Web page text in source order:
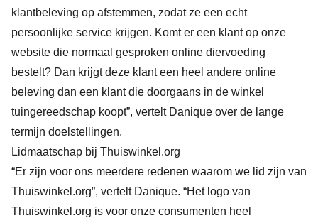
klantbeleving op afstemmen, zodat ze een echt
persoonlijke service krijgen. Komt er een klant op onze
website die normaal gesproken online diervoeding
bestelt? Dan krijgt deze klant een heel andere online
beleving dan een klant die doorgaans in de winkel
tuingereedschap koopt”, vertelt Danique over de lange
termijn doelstellingen.
Lidmaatschap bij Thuiswinkel.org
“Er zijn voor ons meerdere redenen waarom we lid zijn van
Thuiswinkel.org”, vertelt Danique. “Het logo van
Thuiswinkel.org is voor onze consumenten heel